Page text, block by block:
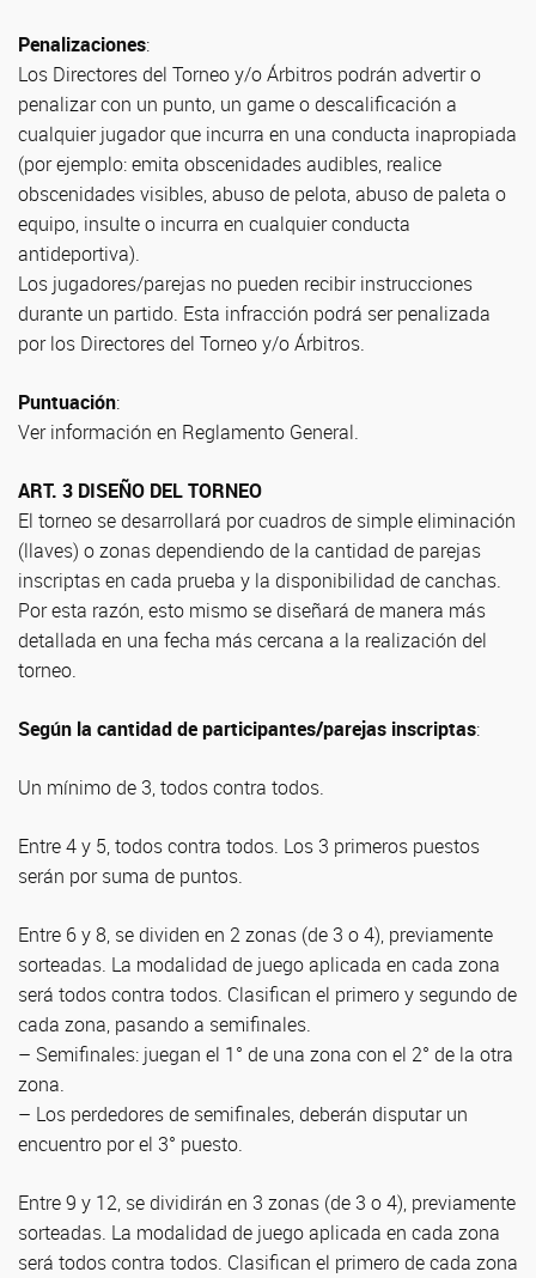
Penalizaciones:
Los Directores del Torneo y/o Árbitros podrán advertir o
penalizar con un punto, un game o descalificación a
cualquier jugador que incurra en una conducta inapropiada
(por ejemplo: emita obscenidades audibles, realice
obscenidades visibles, abuso de pelota, abuso de paleta o
equipo, insulte o incurra en cualquier conducta
antideportiva).
Los jugadores/parejas no pueden recibir instrucciones
durante un partido. Esta infracción podrá ser penalizada
por los Directores del Torneo y/o Árbitros.
Puntuación:
Ver información en Reglamento General.
ART. 3 DISEÑO DEL TORNEO
El torneo se desarrollará por cuadros de simple eliminación
(llaves) o zonas dependiendo de la cantidad de parejas
inscriptas en cada prueba y la disponibilidad de canchas.
Por esta razón, esto mismo se diseñará de manera más
detallada en una fecha más cercana a la realización del
torneo.
Según la cantidad de participantes/parejas inscriptas:
Un mínimo de 3, todos contra todos.
Entre 4 y 5, todos contra todos. Los 3 primeros puestos
serán por suma de puntos.
Entre 6 y 8, se dividen en 2 zonas (de 3 o 4), previamente
sorteadas. La modalidad de juego aplicada en cada zona
será todos contra todos. Clasifican el primero y segundo de
cada zona, pasando a semifinales.
– Semifinales: juegan el 1° de una zona con el 2° de la otra
zona.
– Los perdedores de semifinales, deberán disputar un
encuentro por el 3° puesto.
Entre 9 y 12, se dividirán en 3 zonas (de 3 o 4), previamente
sorteadas. La modalidad de juego aplicada en cada zona
será todos contra todos. Clasifican el primero de cada zona